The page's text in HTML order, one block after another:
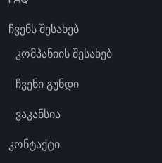
ჩვენს შესახებ
კომპანიის შესახებ
ჩვენი გუნდი
ვაკანსია
კონტაქტი